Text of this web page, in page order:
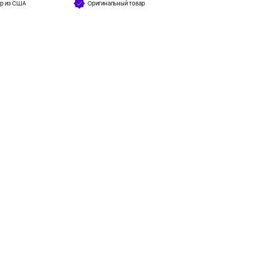
из США Оригинальный товар